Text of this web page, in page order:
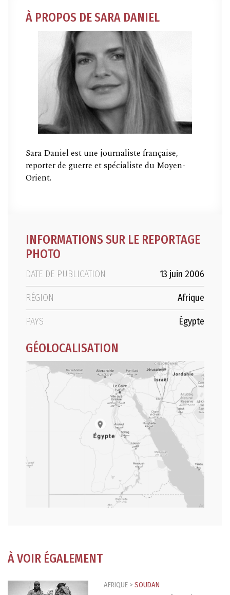
À PROPOS DE SARA DANIEL
Sara Daniel est une journaliste française,
reporter de guerre et spécialiste du Moyen-
Orient.
INFORMATIONS SUR LE REPORTAGE
PHOTO
DATE DE PUBLICATION 13 juin 2006
RÉGION Afrique
PAYS Égypte
GÉOLOCALISATION
À VOIR ÉGALEMENT
AFRIQUE> SOUDAN